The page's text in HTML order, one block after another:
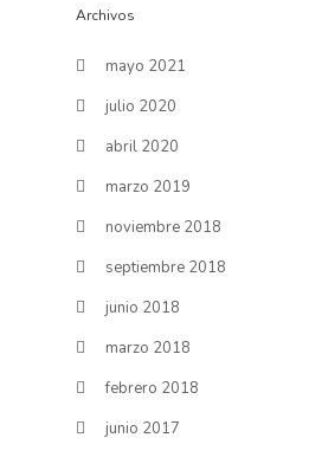
Archivos
mayo 2021
julio 2020
abril 2020
marzo 2019
noviembre 2018
septiembre 2018
junio 2018
marzo 2018
febrero 2018
junio 2017